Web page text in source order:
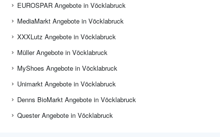
EUROSPAR Angebote in Vöcklabruck
MediaMarkt Angebote in Vöcklabruck
XXXLutz Angebote in Vöcklabruck
Müller Angebote in Vöcklabruck
MyShoes Angebote in Vöcklabruck
Unimarkt Angebote in Vöcklabruck
Denns BioMarkt Angebote in Vöcklabruck
Quester Angebote in Vöcklabruck